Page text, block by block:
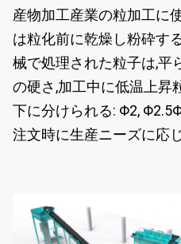
産物加工産業の粒加工に
は粒化前に乾燥し粉砕す
械で処理された粒子は,平
の硬さ,加工中に低温上昇
下に分けられる: Φ2,
注文時に生産ニーズに応